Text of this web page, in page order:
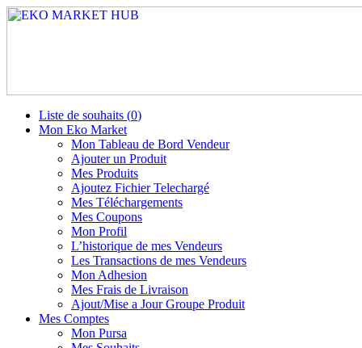
Liste de souhaits (0)
Mon Eko Market
Mon Tableau de Bord Vendeur
Ajouter un Produit
Mes Produits
Ajoutez Fichier Telechargé
Mes Téléchargements
Mes Coupons
Mon Profil
L’historique de mes Vendeurs
Les Transactions de mes Vendeurs
Mon Adhesion
Mes Frais de Livraison
Ajout/Mise a Jour Groupe Produit
Mes Comptes
Mon Pursa